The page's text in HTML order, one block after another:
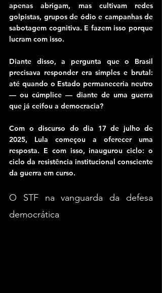
apenas abrigam, mas cultivam redes
golpistas, grupos de ódio e campanhas de
sabotagem cognitiva. E fazem isso porque
lucram com isso.
Diante disso, a pergunta que o Brasil
precisava responder era simples e brutal:
até quando o Estado permaneceria neutro
— ou cúmplice — diante de uma guerra
que já ceifou a democracia?
Com o discurso do dia 17 de julho de
2025, Lula começou a oferecer uma
resposta. E com isso, inaugurou ciclo: o
ciclo da resistência institucional consciente
da guerra em curso.
O STF na vanguarda da defesa
democrática